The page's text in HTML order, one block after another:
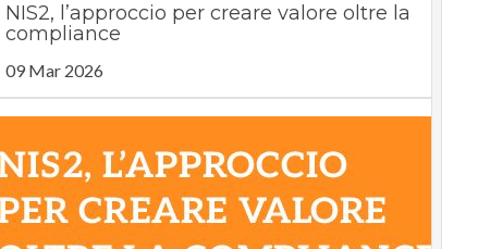
NIS2, l’approccio per creare valore oltre la
compliance
09 Mar 2026